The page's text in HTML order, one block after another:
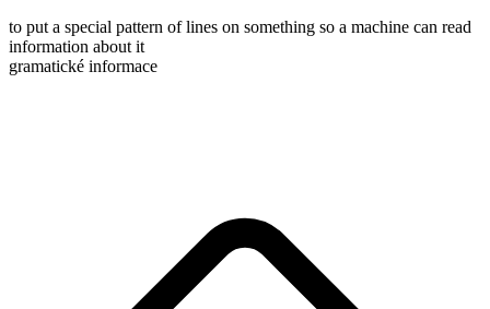
to put a special pattern of lines on something so a machine can read
information about it
gramatické informace